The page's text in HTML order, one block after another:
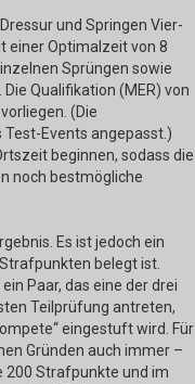
und Springen Vier-
einer Optimalzeit von 8
Sprüngen sowie
Qualifikation (MER) von
(Die
Events angepasst.)
beginnen, sodass die
noch bestmögliche
Es ist jedoch ein
belegt ist.
Paar, das eine der drei
Teilprüfung antreten,
eingestuft wird. Für
Gründen auch immer –
200 Strafpunkte und im